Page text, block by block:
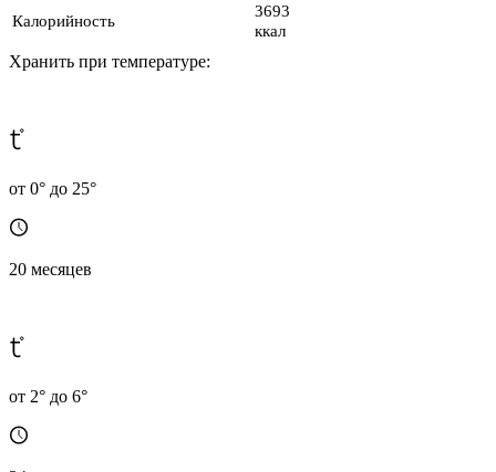
Калорийность
3693
ккал
Хранить при температуре:
от 0° до 25°
20 месяцев
от 2° до 6°